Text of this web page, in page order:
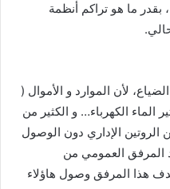
بقدر ما هو تراكم أنظمة
لأن الموارد و الأموال (
الماء الكهرباء… و الكثير من
الإداري دون الوصول
المرفق العمومي من
هذا المرفق وصول هاؤلاء